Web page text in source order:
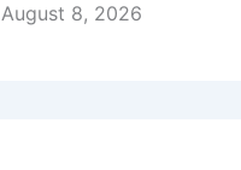
August 8, 2026